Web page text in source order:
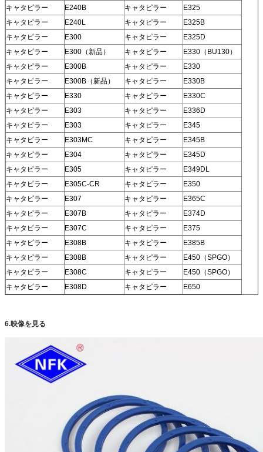
キャタピラー
E240B キャタピラー
E325
キャタピラー
E240L キャタピラー
E325B
キャタピラー
E300 キャタピラー
E325D
キャタピラー
E300（新品） キャタピラー
E330（BU130）
キャタピラー
E300B キャタピラー
E330
キャタピラー
E300B（新品） キャタピラー
E330B
キャタピラー
E330 キャタピラー
E330C
キャタピラー
E303 キャタピラー
E336D
キャタピラー
E303 キャタピラー
E345
キャタピラー
E303MC キャタピラー
E345B
キャタピラー
E304 キャタピラー
E345D
キャタピラー
E305 キャタピラー
E349DL
キャタピラー
E305C-CR キャタピラー
E350
キャタピラー
E307 キャタピラー
E365C
キャタピラー
E307B キャタピラー
E374D
キャタピラー
E307C キャタピラー
E375
キャタピラー
E308B キャタピラー
E385B
キャタピラー
E308B キャタピラー
E450（SPGO）
キャタピラー
E308C キャタピラー
E450（SPGO）
キャタピラー
E308D キャタピラー E650
6.映像を見る